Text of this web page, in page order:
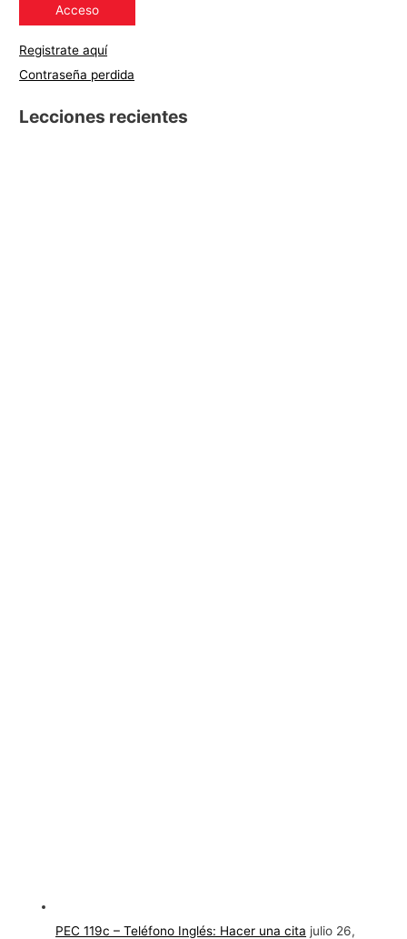
Registrate aquí
Contraseña perdida
Lecciones recientes
PEC 119c – Teléfono Inglés: Hacer una cita julio 26,